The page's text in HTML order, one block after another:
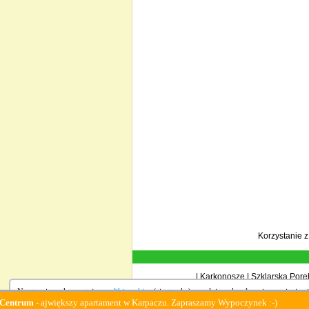
Korzystanie
|Karkonosze|Szklarska
Na stronie wykorzystujemypliki cookies(ciasteczka), zgodnie z aktualnymi
apartament w Karpaczu. Zapraszamy Wypoczynek :-) Family